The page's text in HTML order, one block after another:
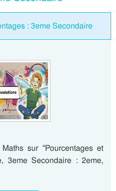
: 3eme Secondaire
sur “Pourcentages et
3eme Secondaire : 2eme,